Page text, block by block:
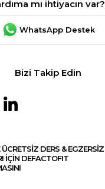
mı ihtiyacın var?
WhatsApp Destek
Bizi Takip Edin
ÜCRETSİZ DERS & EGZERSİZ
İÇİN DEFACTOFIT